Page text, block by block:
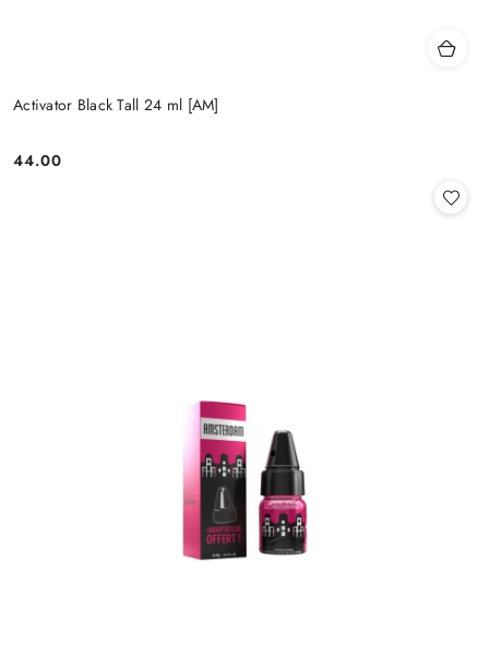
Activator Black Tall 24 ml [AM]
Cena:
44.00